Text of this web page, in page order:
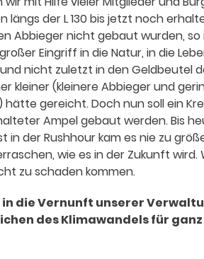
längs der L 130 bis jetzt noch
Abbieger nicht gebaut wurden,
Eingriff in die Natur, in die
nicht zuletzt in den Geldbeutel
kleiner (kleinere Abbieger und
hätte gereicht. Doch nun soll ein
Ampel gebaut werden. Bis
in der Rushhour kam es nie zu
wie es in der Zukunft wird.
zu schaden kommen.
die Vernunft unserer
des Klimawandels für